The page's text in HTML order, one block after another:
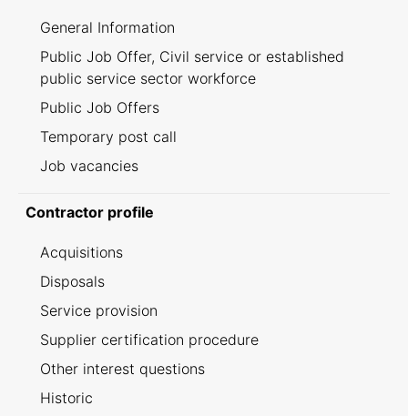
General Information
Public Job Offer, Civil service or established
public service sector workforce
Public Job Offers
Temporary post call
Job vacancies
Contractor profile
Acquisitions
Disposals
Service provision
Supplier certification procedure
Other interest questions
Historic